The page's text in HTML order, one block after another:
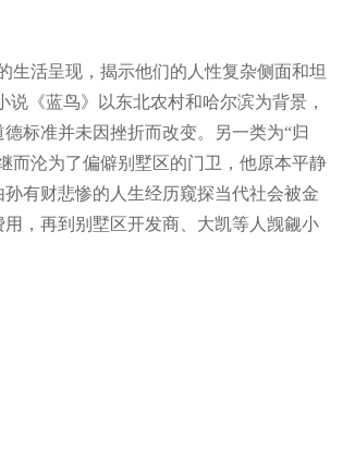
活呈现，揭示他们的人性复杂侧面和坦
《蓝鸟》以东北农村和哈尔滨为背景，
标准并未因挫折而改变。另一类为“归
而沦为了偏僻别墅区的门卫，他原本平静
有财悲惨的人生经历窥探当代社会被金
，再到别墅区开发商、大凯等人觊觎小